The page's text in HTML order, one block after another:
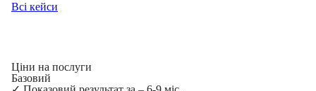
Всі кейси
Ціни на послуги
Базовий